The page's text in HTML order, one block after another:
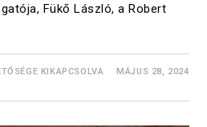
Fükő László, a Robert
KIKAPCSOLVA MÁJUS 28, 2024